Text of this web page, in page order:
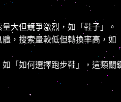
大但競爭激烈，如「鞋子」。
，搜索量較低但轉換率高，如
「如何選擇跑步鞋」，這類關